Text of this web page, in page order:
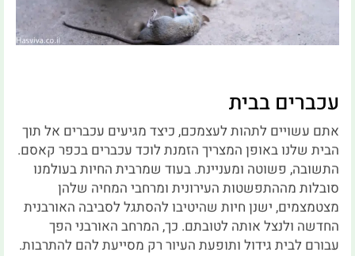
עכברים בבית
אתם עשויים לתהות לעצמכם, כיצד מגיעים עכברים אל תוך
הבית שלנו באופן המצריך הזמנת לוכד עכברים בכפר קאסם.
התשובה, פשוטה ומעניינת. בעוד שמרבית החיות בעולמנו
סובלות מההתפשטות העירונית ומרחבי המחיה שלהן
מצטמצמים, ישנן חיות שהיטיבו להסתגל לסביבה האורבנית
החדשה ולנצל אותה לטובתם. כך, המרחב האורבני הפך
עבורם לבית גידול ותופעת העיור רק מסייעת להם להתרבות.